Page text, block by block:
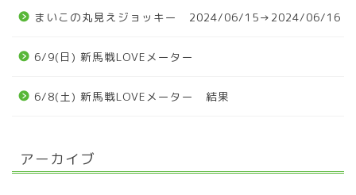
まいこの丸見えジョッキー 2024/06/15→2024/06/16
6/9(日) 新馬戦LOVEメーター
6/8(土) 新馬戦LOVEメーター 結果
アーカイブ